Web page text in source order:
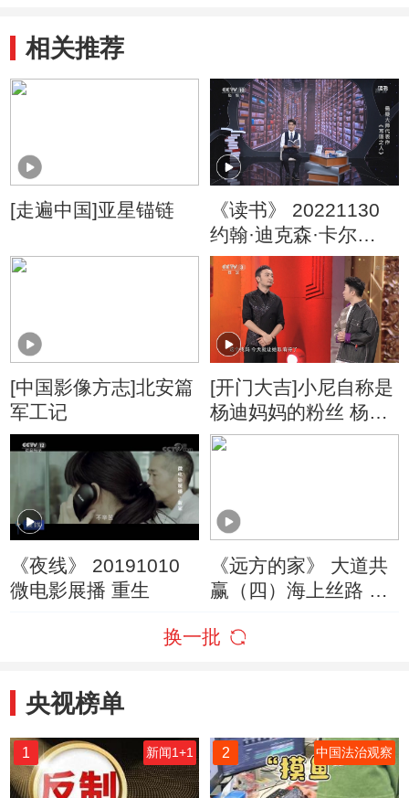
相关推荐
[走遍中国]亚星锚链
《读书》 20221130
约翰·迪克森·卡尔
《耳语之人》 悬疑大
师代表作：《耳语之
人》
[中国影像方志]北安篇
军工记
[开门大吉]小尼自称是
杨迪妈妈的粉丝 杨迪
妈妈变身“复读机”
《夜线》 20191010
微电影展播 重生
《远方的家》 大道共
赢（四）海上丝路 扬
换一批
央视榜单
1 新闻1+1 2 中国法治观察